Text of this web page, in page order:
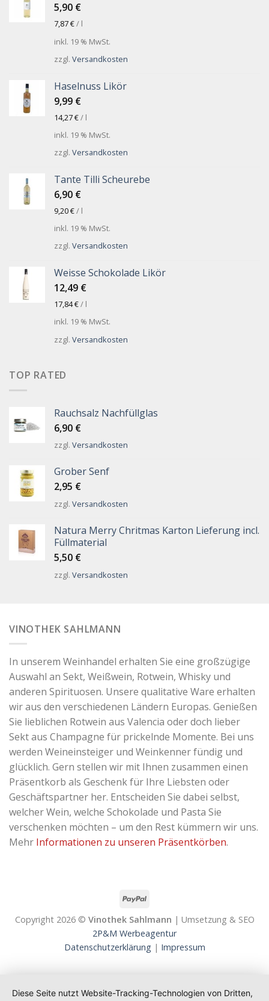
5,90 €
7,87€/ l
inkl. 19 % MwSt.
zzgl. Versandkosten
Haselnuss Likör
9,99 €
14,27€/ l
inkl. 19 % MwSt.
zzgl. Versandkosten
Tante Tilli Scheurebe
6,90 €
9,20€/ l
inkl. 19 % MwSt.
zzgl. Versandkosten
Weisse Schokolade Likör
12,49 €
17,84€/ l
inkl. 19 % MwSt.
zzgl. Versandkosten
TOP RATED
Rauchsalz Nachfüllglas
6,90 €
zzgl. Versandkosten
Grober Senf
2,95 €
zzgl. Versandkosten
Natura Merry Chritmas Karton Lieferung incl.
Füllmaterial
5,50 €
zzgl. Versandkosten
VINOTHEK SAHLMANN
In unserem Weinhandel erhalten Sie eine großzügige
Auswahl an Sekt, Weißwein, Rotwein, Whisky und
anderen Spirituosen. Unsere qualitative Ware erhalten
wir aus den verschiedenen Ländern Europas. Genießen
Sie lieblichen Rotwein aus Valencia oder doch lieber
Sekt aus Champagne für prickelnde Momente. Bei uns
werden Weineinsteiger und Weinkenner fündig und
glücklich. Gern stellen wir mit Ihnen zusammen einen
Präsentkorb als Geschenk für Ihre Liebsten oder
Geschäftspartner her. Entscheiden Sie dabei selbst,
welcher Wein, welche Schokolade und Pasta Sie
verschenken möchten – um den Rest kümmern wir uns.
Mehr Informationen zu unseren Präsentkörben.
Copyright 2026 © Vinothek Sahlmann | Umsetzung & SEO
2P&M Werbeagentur
Datenschutzerklärung | Impressum
Diese Seite nutzt Website-Tracking-Technologien von Dritten,